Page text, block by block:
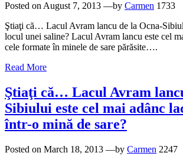
Posted on August 7, 2013 —by Carmen 1733
Ştiaţi că… Lacul Avram lancu de la Ocna-
locul unei saline? Lacul Avram lancu este cel
cele formate în minele de sare părăsite….
Read More
Ştiaţi că… Lacul Avram
Sibiului este cel mai adânc
într-o mină de sare?
Posted on March 18, 2013 —by Carmen 2247